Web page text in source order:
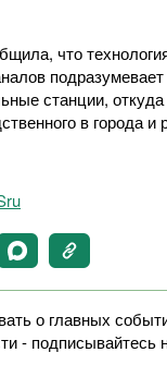
что
станции,
в города и
о главных
- подписывайтесь